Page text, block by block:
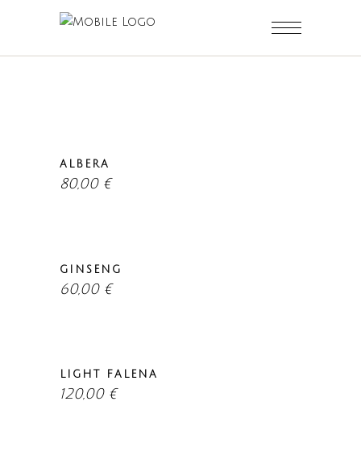
ALBERA
80,00 €
GINSENG
60,00 €
LIGHT FALENA
120,00 €